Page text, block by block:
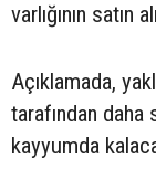
varlığının satın
Açıklamada,
tarafından daha
kayyumda